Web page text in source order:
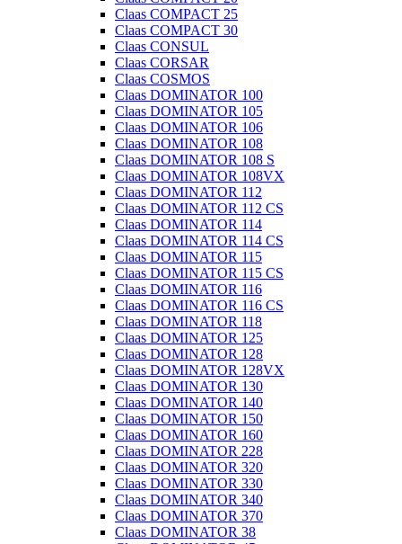
Claas COMPACT 25
Claas COMPACT 30
Claas CONSUL
Claas CORSAR
Claas COSMOS
Claas DOMINATOR 100
Claas DOMINATOR 105
Claas DOMINATOR 106
Claas DOMINATOR 108
Claas DOMINATOR 108 S
Claas DOMINATOR 108VX
Claas DOMINATOR 112
Claas DOMINATOR 112 CS
Claas DOMINATOR 114
Claas DOMINATOR 114 CS
Claas DOMINATOR 115
Claas DOMINATOR 115 CS
Claas DOMINATOR 116
Claas DOMINATOR 116 CS
Claas DOMINATOR 118
Claas DOMINATOR 125
Claas DOMINATOR 128
Claas DOMINATOR 128VX
Claas DOMINATOR 130
Claas DOMINATOR 140
Claas DOMINATOR 150
Claas DOMINATOR 160
Claas DOMINATOR 228
Claas DOMINATOR 320
Claas DOMINATOR 330
Claas DOMINATOR 340
Claas DOMINATOR 370
Claas DOMINATOR 38